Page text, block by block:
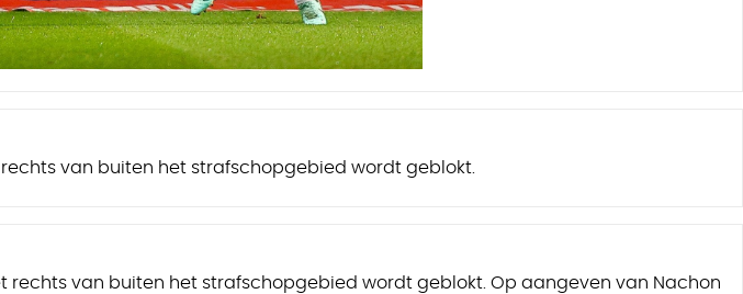
van buiten het strafschopgebied wordt geblokt.
rechts van buiten het strafschopgebied wordt geblokt. Op aangeven van Nachon